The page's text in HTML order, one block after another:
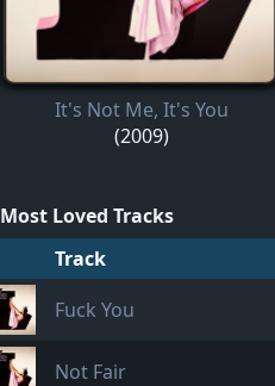
It's Not Me, It's You
(2009)
Most Loved Tracks
Track
Fuck You
Not Fair